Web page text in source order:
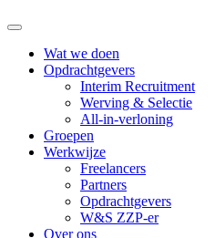
Wat we doen
Opdrachtgevers
Interim Recruitment
Werving & Selectie
All-in-verloning
Groepen
Werkwijze
Freelancers
Partners
Opdrachtgevers
W&S ZZP-er
Over ons